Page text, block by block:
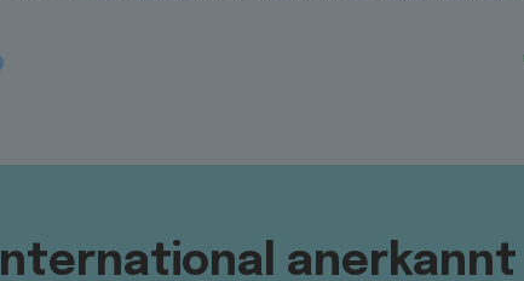
International anerkannt